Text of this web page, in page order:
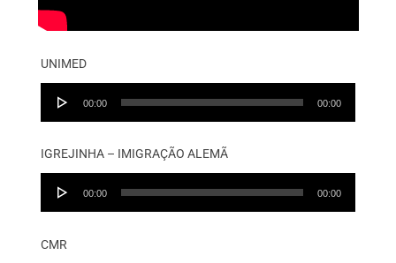
UNIMED
Audio
00:00 00:00
IGREJINHA – IMIGRAÇÃO ALEMÃ
Audio
00:00 00:00
CMR